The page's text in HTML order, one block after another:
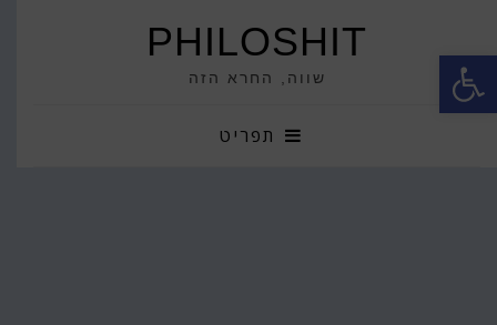
פתח סרגל נגישות PHILOSHIT
שווה, החרא הזה
תפריט